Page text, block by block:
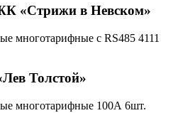
«Стрижи в Невском»
многотарифные с RS485 4111
Толстой»
многотарифные 100А 6шт.